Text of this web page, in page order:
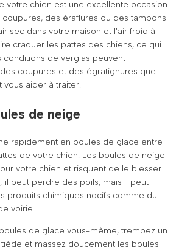
votre chien est une excellente occasion
des éraflures ou des tampons
sec dans votre maison et l'air froid à
craquer les pattes des chiens, ce qui
conditions de verglas peuvent
coupures et des égratignures que
aider à traiter.
de neige
rapidement en boules de glace entre
de votre chien. Les boules de neige
votre chien et risquent de le blesser
il peut perdre des poils, mais il peut
produits chimiques nocifs comme du
voirie.
de glace vous-même, trempez un
et massez doucement les boules